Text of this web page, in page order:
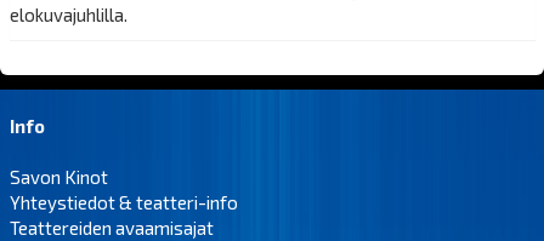
elokuvajuhlilla.
Info
Savon Kinot
Yhteystiedot & teatteri-info
Teattereiden avaamisajat